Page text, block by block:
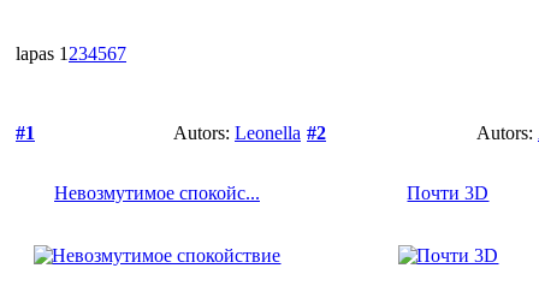
lapas 1 234567
#1 Autors: Leonella
Невозмутимое спокойс...
#2 Autors:
Почти 3D